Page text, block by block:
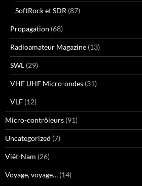
SoftRock et SDR (87)
Propagation (68)
Radioamateur Magazine (13)
SWL (29)
VHF UHF Micro-ondes (31)
VLF (12)
Micro-contrôleurs (91)
Uncategorized (7)
Viêt-Nam (26)
Voyage, voyage… (14)